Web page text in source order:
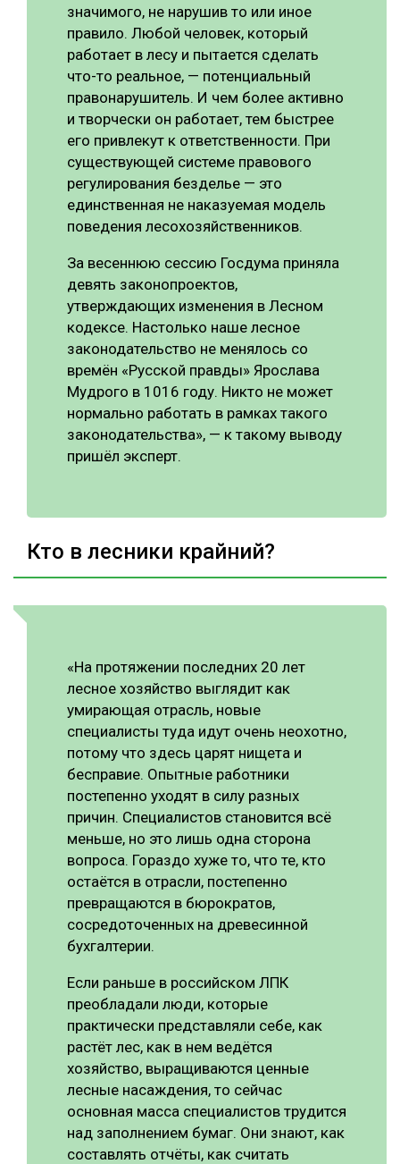
значимого, не нарушив то или иное
правило. Любой человек, который
работает в лесу и пытается сделать
что-то реальное, — потенциальный
правонарушитель. И чем более активно
и творчески он работает, тем быстрее
его привлекут к ответственности. При
существующей системе правового
регулирования безделье — это
единственная не наказуемая модель
поведения лесохозяйственников.
За весеннюю сессию Госдума приняла
девять законопроектов,
утверждающих изменения в Лесном
кодексе. Настолько наше лесное
законодательство не менялось со
времён «Русской правды» Ярослава
Мудрого в 1016 году. Никто не может
нормально работать в рамках такого
законодательства», — к такому выводу
пришёл эксперт.
Кто в лесники крайний?
«На протяжении последних 20 лет
лесное хозяйство выглядит как
умирающая отрасль, новые
специалисты туда идут очень неохотно,
потому что здесь царят нищета и
бесправие. Опытные работники
постепенно уходят в силу разных
причин. Специалистов становится всё
меньше, но это лишь одна сторона
вопроса. Гораздо хуже то, что те, кто
остаётся в отрасли, постепенно
превращаются в бюрократов,
сосредоточенных на древесинной
бухгалтерии.
Если раньше в российском ЛПК
преобладали люди, которые
практически представляли себе, как
растёт лес, как в нем ведётся
хозяйство, выращиваются ценные
лесные насаждения, то сейчас
основная масса специалистов трудится
над заполнением бумаг. Они знают, как
составлять отчёты, как считать